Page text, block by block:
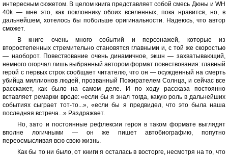
интересным сюжетом. В целом книга представляет собой смесь Дюны и WH
40k — мне это, как поклоннику обоих вселенных, пока нравится, но, в
дальнейшем, хотелось бы побольше оригинальности. Надеюсь, что автор
сможет.
В книге очень много событий и персонажей, которые из
второстепенных стремительно становятся главными и, с той же скоростью
— наоборот. Повествование очень динамичное, экшн — захватывающий,
немного огорчал лишь выбранный автором формат повествования: главный
герой с первых строк сообщает читателю, что он — осужденный на смерть
убийца миллионов людей, прозванный Пожирателем Солнца, и сейчас все
расскажет, как было на самом деле. И по ходу рассказа постоянно
вставляет ремарки вроде: «если бы я знал тогда, какую роль в дальнейших
событиях сыграет тот-то...», «если бы я предвидел, что это была наша
последняя встреча...» Раздражает.
Но, зато и постоянные рефлексии героя в таком формате выглядят
вполне логичными — он же пишет автобиографию, попутно
переосмысливая всю свою жизнь.
Как бы то ни было, от книги я осталась в восторге, несмотря на то, что